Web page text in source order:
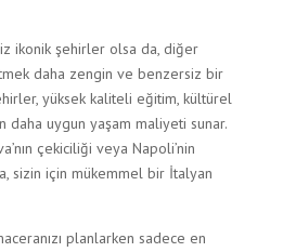
ikonik şehirler olsa da, diğer
daha zengin ve benzersiz bir
yüksek kaliteli eğitim, kültürel
daha uygun yaşam maliyeti sunar.
çekiciliği veya Napoli’nin
sizin için mükemmel bir İtalyan
planlarken sadece en